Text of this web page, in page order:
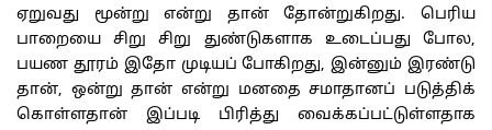
ஏறுவது மூன்று என்று தான் தோன்றுகிறது.பெரிய
பாறையை
சிறு சிறு துண்டுகளாக உடைப்பது போல,
பயண தூரம் இதோ முடியப் போகிறது,இன்னும் இரண்டு
தான், ஒன்று தான் என்று மனதை சமாதானப் படுத்திக்
கொள்ளதான்
இப்படி பிரித்து
வைக்கப்பட்டுள்ளதாக